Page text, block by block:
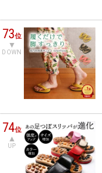
73位
DOWN
74位
UP